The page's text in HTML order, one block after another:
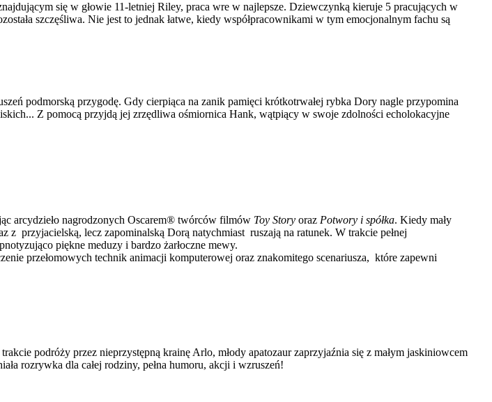
się w głowie 11-letniej Riley, praca wre w najlepsze. Dziewczynką kieruje 5 pracujących w
szczęśliwa. Nie jest to jednak łatwe, kiedy współpracownikami w tym emocjonalnym fachu są
podmorską przygodę. Gdy cierpiąca na zanik pamięci krótkotrwałej rybka Dory nagle przypomina
Z pomocą przyjdą jej zrzędliwa ośmiornica Hank, wątpiący w swoje zdolności echolokacyjne
arcydzieło nagrodzonych Oscarem® twórców filmów Toy Story oraz Potwory i spółka. Kiedy mały
przyjacielską, lecz zapominalską Dorą natychmiast ruszają na ratunek. W trakcie pełnej
piękne meduzy i bardzo żarłoczne mewy.
przełomowych technik animacji komputerowej oraz znakomitego scenariusza, które zapewni
podróży przez nieprzystępną krainę Arlo, młody apatozaur zaprzyjaźnia się z małym jaskiniowcem
rozrywka dla całej rodziny, pełna humoru, akcji i wzruszeń!